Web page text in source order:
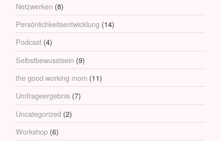
Netzwerken (8)
Persönlichkeitsentwicklung (14)
Podcast (4)
Selbstbewusstsein (9)
the good working mom (11)
Umfrageergebnis (7)
Uncategorized (2)
Workshop (6)